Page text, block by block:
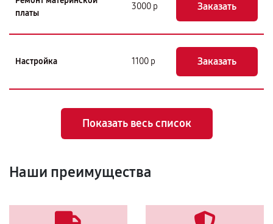
платы
3000 р Заказать
Настройка 1100 р Заказать
Показать весь список
Наши преимущества